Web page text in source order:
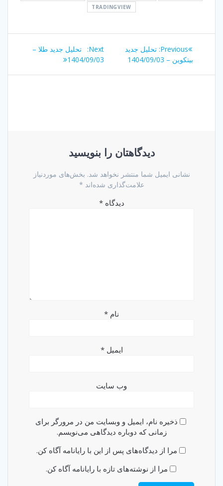
TRADINGVIEW
راهبری
نوشته
Previous:
Previous
post:
تحلیل جدید
بیتکوین – 1404/09/03
Next:
Next
post:
تحلیل جدید طلا –
1404/09/03
دیدگاهتان را بنویسید
نشانی ایمیل شما منتشر نخواهد شد. بخش‌های موردنیاز
علامت‌گذاری شده‌اند *
دیدگاه*
نام *
ایمیل*
وب‌ سایت
ذخیره نام، ایمیل و وبسایت من در مرورگر برای
زمانی که دوباره دیدگاهی می‌نویسم.
مرا از دیدگاه‌های پس از این با رایانامه آگاه کن.
مرا از نوشته‌های تازه با رایانامه آگاه کن.